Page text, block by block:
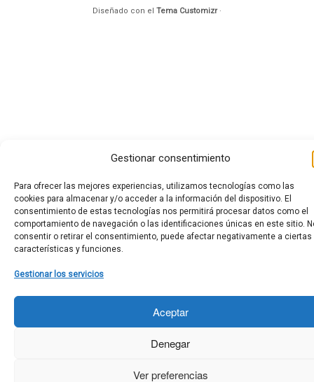
Gestionar consentimiento
Para ofrecer las mejores experiencias, utilizamos tecnologías como las
cookies para almacenar y/o acceder a la información del dispositivo. El
consentimiento de estas tecnologías nos permitirá procesar datos como el
comportamiento de navegación o las identificaciones únicas en este sitio.
consentir o retirar el consentimiento, puede afectar negativamente a ciertas
características y funciones.
Gestionar los servicios
Aceptar
Denegar
Ver preferencias
Diseñado con el Tema Customizr·